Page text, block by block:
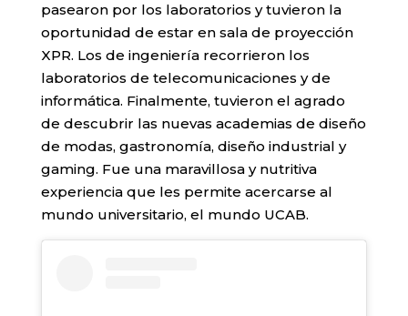
pasearon por los laboratorios y tuvieron la
oportunidad de estar en sala de proyección
XPR. Los de ingeniería recorrieron los
laboratorios de telecomunicaciones y de
informática. Finalmente, tuvieron el agrado
de descubrir las nuevas academias de diseño
de modas, gastronomía, diseño industrial y
gaming. Fue una maravillosa y nutritiva
experiencia que les permite acercarse al
mundo universitario, el mundo UCAB.